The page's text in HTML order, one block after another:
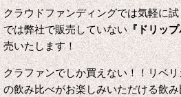
クラウドファンディングでは気軽に
では弊社で販売していない『ドリッ
売いたします！
クラファンでしか買えない！！リベ
の飲み比べがお楽しみいただける飲